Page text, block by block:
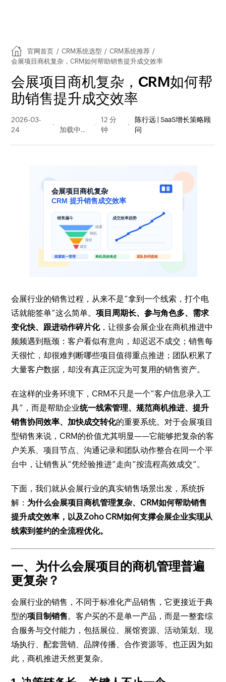
官网首页 / CRM系统选型 / CRM系统推荐 /
会展项目商机复杂，CRM如何帮助销售提升成交效率
会展项目商机复杂，CRM如何帮
助销售提升成交效率
2026-03-
24
量
12 分
钟
陈行远 | SaaS增长策略顾
问
会展行业的销售过程，从来不是“拿到一个线索，打个电
话就能签单”这么简单。项目周期长、参与角色多、需求
变化快、跟进动作碎片化，让很多会展企业在商机推进中
频频遇到瓶颈：客户看似有意向，却迟迟不成交；销售每
天很忙，却很难判断哪些项目值得重点推进；团队积累了
大量客户数据，却没有真正沉淀为可复用的销售资产。
在这样的业务环境下，CRM不只是一个“客户信息录入工
具”，而是帮助企业统一线索管理、规范商机推进、提升
销售协同效率、加快成交转化的重要系统。对于会展项目
型销售来说，CRM的价值尤其明显——它能够把复杂的客
户关系、项目节点、沟通记录和团队动作整合在同一个平
台中，让销售从“凭经验推进”走向“按流程高效成交”。
下面，我们就从会展行业的真实销售场景出发，系统拆
解： 为什么会展项目商机管理复杂、CRM如何帮助销售
提升成交效率，以及Zoho CRM如何支撑会展企业实现从
线索到签约的全流程优化。
一、为什么会展项目的商机管理普遍
更复杂？
会展行业的销售，不同于标准化产品销售，它更接近于典
型的项目制销售。客户买的不是单一产品，而是一整套综
合服务与交付能力，包括展位、展馆资源、活动策划、现
场执行、配套营销、品牌传播、合作资源等。也正因为如
此，商机推进天然更复杂。